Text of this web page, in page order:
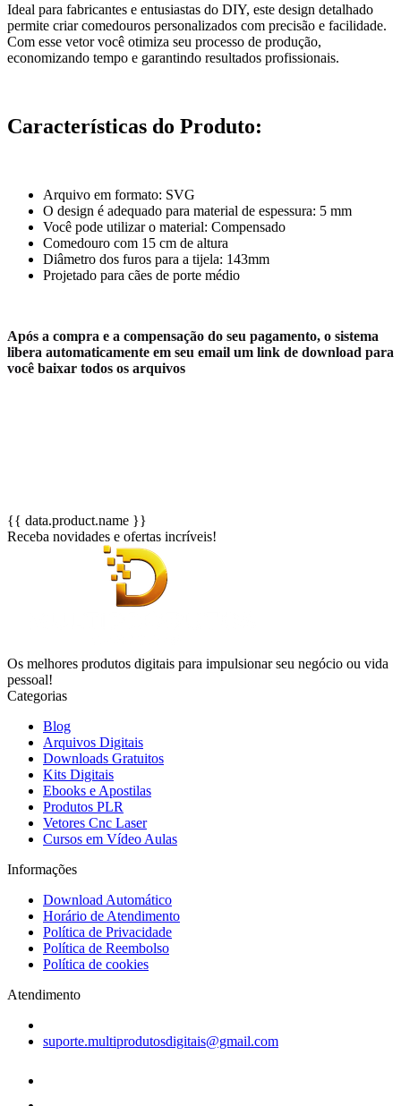
Ideal para fabricantes e entusiastas do DIY, este design detalhado
permite criar comedouros personalizados com precisão e facilidade.
Com esse vetor você otimiza seu processo de produção,
economizando tempo e garantindo resultados profissionais.
Características do Produto:
Arquivo em formato: SVG
O design é adequado para material de espessura: 5 mm
Você pode utilizar o material: Compensado
Comedouro com 15 cm de altura
Diâmetro dos furos para a tijela: 143mm
Projetado para cães de porte médio
Após a compra e a compensação do seu pagamento, o sistema
libera automaticamente em seu email um link de download para
você baixar todos os arquivos
{{ data.product.name }}
Receba novidades e ofertas incríveis!
Os melhores produtos digitais para impulsionar seu negócio ou vida
pessoal!
Categorias
Blog
Arquivos Digitais
Downloads Gratuitos
Kits Digitais
Ebooks e Apostilas
Produtos PLR
Vetores Cnc Laser
Cursos em Vídeo Aulas
Informações
Download Automático
Horário de Atendimento
Política de Privacidade
Política de Reembolso
Política de cookies
Atendimento
suporte.multiprodutosdigitais@gmail.com